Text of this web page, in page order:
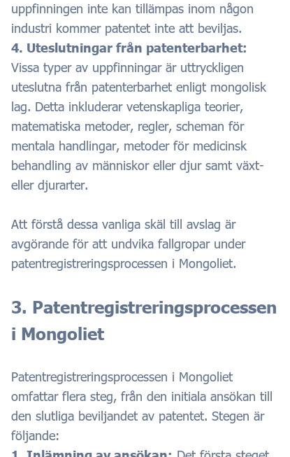
uppfinningen inte kan tillämpas inom någon
industri kommer patentet inte att beviljas.
4. Uteslutningar från patenterbarhet:
Vissa typer av uppfinningar är uttryckligen
uteslutna från patenterbarhet enligt mongolisk
lag. Detta inkluderar vetenskapliga teorier,
matematiska metoder, regler, scheman för
mentala handlingar, metoder för medicinsk
behandling av människor eller djur samt växt-
eller djurarter.
Att förstå dessa vanliga skäl till avslag är
avgörande för att undvika fallgropar under
patentregistreringsprocessen i Mongoliet.
3. Patentregistreringsprocessen
i Mongoliet
Patentregistreringsprocessen i Mongoliet
omfattar flera steg, från den initiala ansökan till
den slutliga beviljandet av patentet. Stegen är
följande: